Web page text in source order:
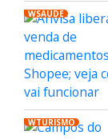
WSAÚDE
WTURISMO